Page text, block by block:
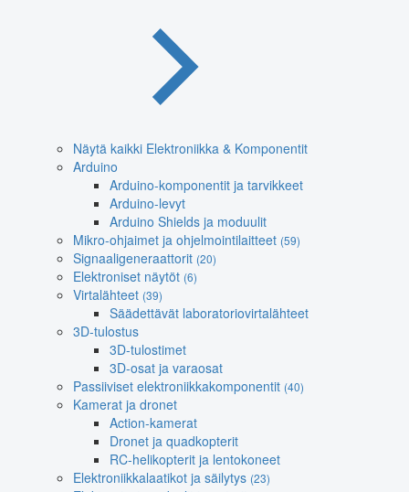
Näytä kaikki Elektroniikka & Komponentit
Arduino
Arduino-komponentit ja tarvikkeet
Arduino-levyt
Arduino Shields ja moduulit
Mikro-ohjaimet ja ohjelmointilaitteet (59)
Signaaligeneraattorit (20)
Elektroniset näytöt (6)
Virtalähteet (39)
Säädettävät laboratoriovirtalähteet
3D-tulostus
3D-tulostimet
3D-osat ja varaosat
Passiiviset elektroniikkakomponentit (40)
Kamerat ja dronet
Action-kamerat
Dronet ja quadkopterit
RC-helikopterit ja lentokoneet
Elektroniikkalaatikot ja säilytys (23)